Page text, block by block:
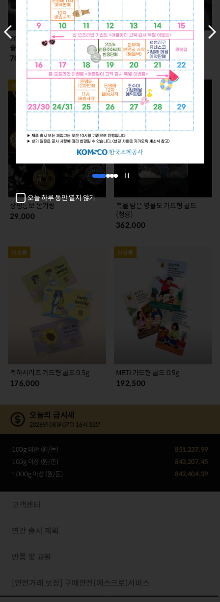
2026 KLPGA 카드형 실버 (7.2.
출고)
70,000
2026 KLPGA 기념 은메달 (7.2.
출고)
350,000
상평통보 돈키링
29,000
복을 담은 영물도 카드형 골드
(청룡)
362,000
축하시리즈 카드형 골드 0.5g
176,000
MBTI 카드형 골드 0.5g
192,500
오늘의 금시세
2026년 08월 07일 16시 32분
100g 미만 (원/돈)
851,237.99
100g 이상 (원/돈)
843,207.45
1,000g 이상 (원/돈)
842,404.39
고객센터
연간 출시 계획
반품 및 교환
[안전거래 보장] 구매안전(에스크로)서비스
이
전
슬
이
드
다
이
1 234
자
넘
김
정
오늘 하루 동안 열지 않기